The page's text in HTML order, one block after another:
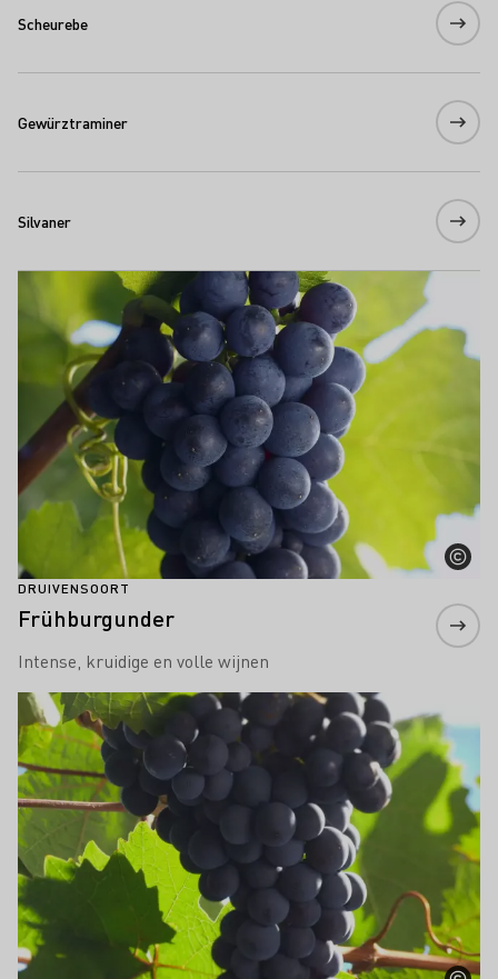
Scheurebe
Gewürztraminer
Silvaner
Rote Rebsorten
DRUIVENSOORT
Frühburgunder
Intense, kruidige en volle wijnen
Meer informatie
Meer informatie